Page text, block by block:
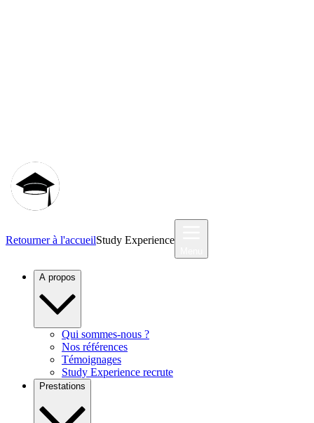
Retourner à l'accueilStudy Experience
A propos
Qui sommes-nous ?
Nos références
Témoignages
Study Experience recrute
Prestations